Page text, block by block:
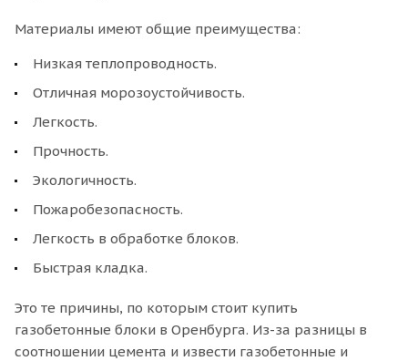
Материалы имеют общие преимущества:
Низкая теплопроводность.
Отличная морозоустойчивость.
Легкость.
Прочность.
Экологичность.
Пожаробезопасность.
Легкость в обработке блоков.
Быстрая кладка.
Это те причины, по которым стоит купить
газобетонные блоки в Оренбурга. Из-за разницы в
соотношении цемента и извести газобетонные и